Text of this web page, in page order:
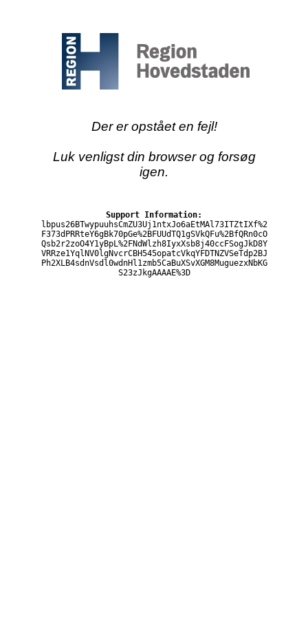
Der er opstået en fejl!
Luk venligst din browser og forsøg
igen.
Support Information:
lbpus26BTwypuuhsCmZU3Uj1ntxJo6aEtMAl73ITZtIXf%2
F373dPRRteY6gBk70pGe%2BFUUdTQ1gSVkQFu%2BfQRn0cO
Qsb2r2zoO4Y1yBpL%2FNdWlzh8IyxXsb8j40ccFSogJkD8Y
VRRze1YqlNV0lgNvcrCBH545opatcVkqYFDTNZVSeTdp2BJ
Ph2XLB4sdnVsdl0wdnHl1zmb5CaBuXSvXGM8MuguezxNbKG
S23zJkgAAAAE%3D